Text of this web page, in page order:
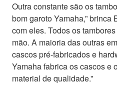
Outra constante são os
bom garoto Yamaha,” brinca
com eles. Todos os
mão. A maioria das outras
cascos pré-fabricados e
Yamaha fabrica os cascos e
material de qualidade.”